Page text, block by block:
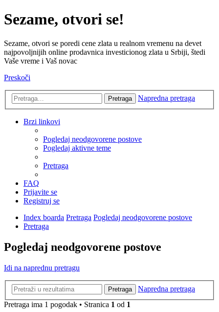
Sezame, otvori se!
Sezame, otvori se poredi cene zlata u realnom vremenu na devet
najpovoljnijih online prodavnica investicionog zlata u Srbiji, štedi
Vaše vreme i Vaš novac
Preskoči
Pretraga Napredna pretraga
Brzi linkovi
Pogledaj neodgovorene postove
Pogledaj aktivne teme
Pretraga
FAQ
Prijavite se
Registruj se
Index boarda Pretraga Pogledaj neodgovorene postove
Pretraga
Pogledaj neodgovorene postove
Idi na naprednu pretragu
Pretraga
Napredna pretraga
Pretraga ima 1 pogodak • Stranica 1 od 1